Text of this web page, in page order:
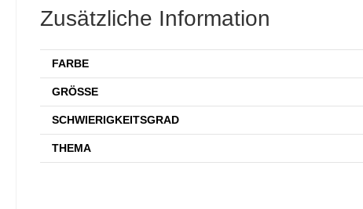
Zusätzliche Information
FARBE
GRÖSSE
SCHWIERIGKEITSGRAD
THEMA